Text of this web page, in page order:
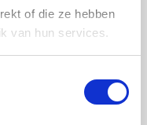
of die ze hebben
van hun services.
Bolt Energie
DeubaXXL